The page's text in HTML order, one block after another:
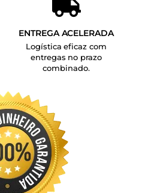
ENTREGA ACELERADA
Logística eficaz com
entregas no prazo
combinado.